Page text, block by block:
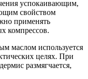
успокаивающим,
свойством
применять
компрессов.
маслом используется
целях. При
размягчается,